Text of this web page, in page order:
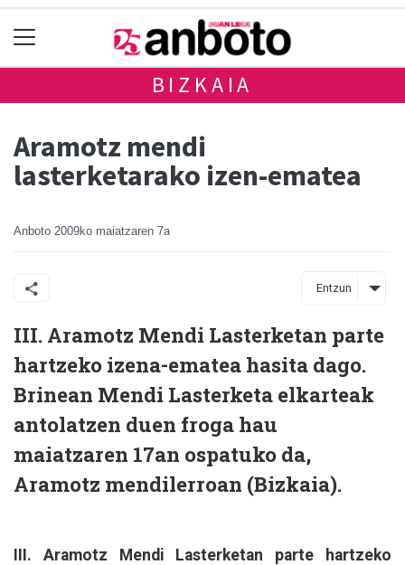
BIZKAIA
Aramotz mendi
lasterketarako izen-ematea
Anboto 2009ko maiatzaren 7a
Entzun
III. Aramotz Mendi Lasterketan parte
hartzeko izena-ematea hasita dago.
Brinean Mendi Lasterketa elkarteak
antolatzen duen froga hau
maiatzaren 17an ospatuko da,
Aramotz mendilerroan (Bizkaia).
III. Aramotz Mendi Lasterketan parte hartzeko